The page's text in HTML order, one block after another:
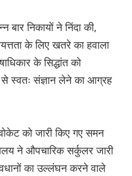
बार निकायों ने निंदा की,
के लिए खतरे का हवाला
के सिद्धांत को
स्वतः संज्ञान लेने का आग्रह
को जारी किए गए समन
ने औपचारिक सर्कुलर जारी
का उल्लंघन करने वाले